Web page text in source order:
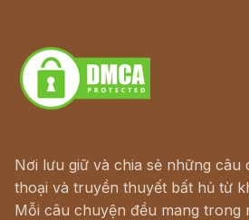
Nơi lưu giữ và chia sẻ những
thoại và truyền thuyết bất hủ từ
Mỗi câu chuyện đều mang trong